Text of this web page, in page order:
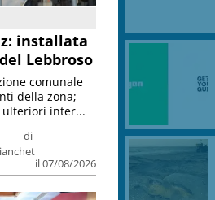
installata
Lebbroso
di
il 07/08/2026
comunale
della zona;
ulteriori inter...